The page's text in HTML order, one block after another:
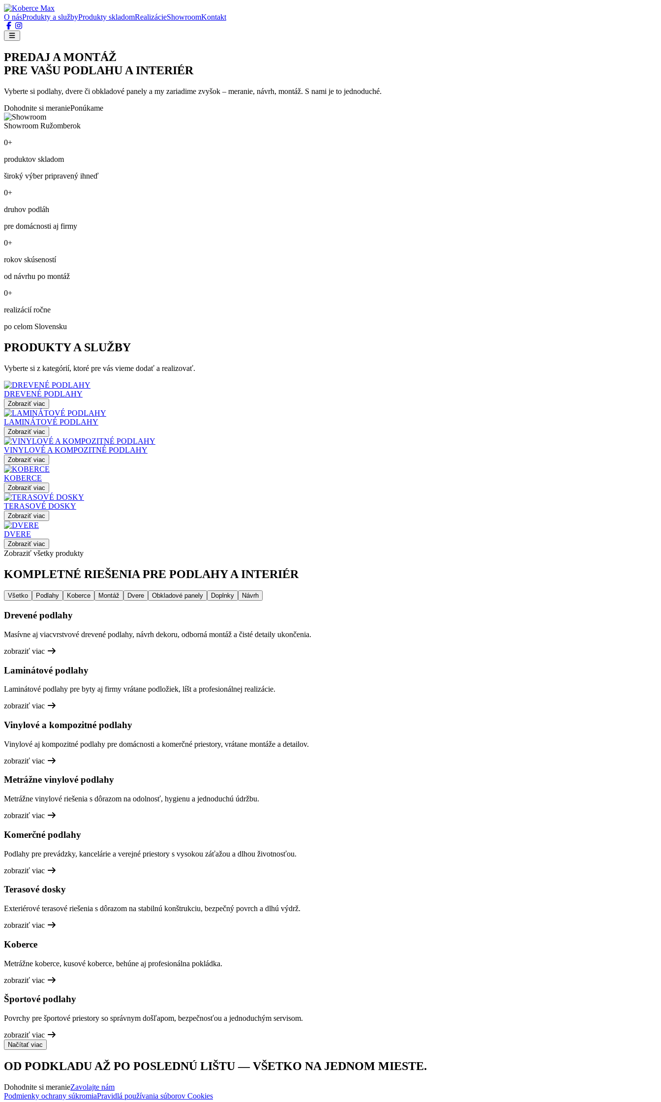
O násProdukty a službyProdukty skladomRealizácieShowroomKontakt
PREDAJ A MONTÁŽ
PRE VAŠU PODLAHU A INTERIÉR
Vyberte si podlahy, dvere či obkladové panely a my zariadime zvyšok – meranie, návrh, montáž. S nami je to jednoduché.
Dohodnite si meraniePonúkame
Showroom Ružomberok
0+
produktov skladom
široký výber pripravený ihneď
0+
druhov podláh
pre domácnosti aj firmy
0+
rokov skúseností
od návrhu po montáž
0+
realizácií ročne
po celom Slovensku
PRODUKTY A SLUŽBY
Vyberte si z kategórií, ktoré pre vás vieme dodať a realizovať.
DREVENÉ PODLAHY
Zobraziť viac
LAMINÁTOVÉ PODLAHY
Zobraziť viac
VINYLOVÉ A KOMPOZITNÉ PODLAHY
Zobraziť viac
KOBERCE
Zobraziť viac
TERASOVÉ DOSKY
Zobraziť viac
DVERE
Zobraziť viac
Zobraziť všetky produkty
KOMPLETNÉ RIEŠENIA PRE PODLAHY A INTERIÉR
Všetko Podlahy Koberce Montáž Dvere Obkladové panely Doplnky Návrh
Drevené podlahy
Masívne aj viacvrstvové drevené podlahy, návrh dekoru, odborná montáž a čisté detaily ukončenia.
zobraziť viac
Laminátové podlahy
Laminátové podlahy pre byty aj firmy vrátane podložiek, líšt a profesionálnej realizácie.
zobraziť viac
Vinylové a kompozitné podlahy
Vinylové aj kompozitné podlahy pre domácnosti a komerčné priestory, vrátane montáže a detailov.
zobraziť viac
Metrážne vinylové podlahy
Metrážne vinylové riešenia s dôrazom na odolnosť, hygienu a jednoduchú údržbu.
zobraziť viac
Komerčné podlahy
Podlahy pre prevádzky, kancelárie a verejné priestory s vysokou záťažou a dlhou životnosťou.
zobraziť viac
Terasové dosky
Exteriérové terasové riešenia s dôrazom na stabilnú konštrukciu, bezpečný povrch a dlhú výdrž.
zobraziť viac
Koberce
Metrážne koberce, kusové koberce, behúne aj profesionálna pokládka.
zobraziť viac
Športové podlahy
Povrchy pre športové priestory so správnym došľapom, bezpečnosťou a jednoduchým servisom.
zobraziť viac
Načítať viac
OD PODKLADU AŽ PO POSLEDNÚ LIŠTU — VŠETKO NA JEDNOM MIESTE.
Dohodnite si meranieZavolajte nám
Podmienky ochrany súkromiaPravidlá používania súborov Cookies